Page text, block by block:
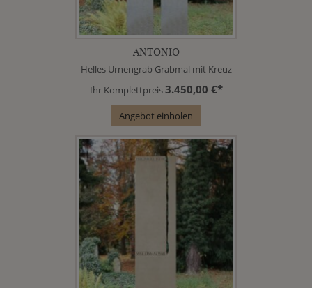
ANTONIO
Helles Urnengrab Grabmal mit Kreuz
Ihr Komplettpreis3.450,00 €*
Angebot einholen